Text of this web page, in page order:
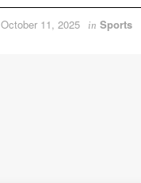
October 11, 2025 in Sports